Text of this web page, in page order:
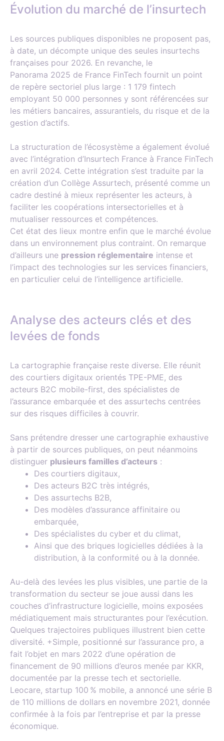
Évolution du marché de l’insurtech
Les sources publiques disponibles ne proposent pas,
à date, un décompte unique des seules insurtechs
françaises pour 2026. En revanche, le
Panorama 2025 de France FinTech fournit un point
de repère sectoriel plus large : 1 179 fintech
employant 50 000 personnes y sont référencées sur
les métiers bancaires, assurantiels, du risque et de la
gestion d’actifs.
La structuration de l’écosystème a également évolué
avec l’intégration d’Insurtech France à France FinTech
en avril 2024. Cette intégration s’est traduite par la
création d’un Collège Assurtech, présenté comme un
cadre destiné à mieux représenter les acteurs, à
faciliter les coopérations intersectorielles et à
mutualiser ressources et compétences.
Cet état des lieux montre enfin que le marché évolue
dans un environnement plus contraint. On remarque
d’ailleurs une pression réglementaire intense et
l’impact des technologies sur les services financiers,
en particulier celui de l’intelligence artificielle.
Analyse des acteurs clés et des
levées de fonds
La cartographie française reste diverse. Elle réunit
des courtiers digitaux orientés TPE-PME, des
acteurs B2C mobile-first, des spécialistes de
l’assurance embarquée et des assurtechs centrées
sur des risques difficiles à couvrir.
Sans prétendre dresser une cartographie exhaustive
à partir de sources publiques, on peut néanmoins
distinguer plusieurs familles d’acteurs :
Des courtiers digitaux,
Des acteurs B2C très intégrés,
Des assurtechs B2B,
Des modèles d’assurance affinitaire ou
embarquée,
Des spécialistes du cyber et du climat,
Ainsi que des briques logicielles dédiées à la
distribution, à la conformité ou à la donnée.
Au-delà des levées les plus visibles, une partie de la
transformation du secteur se joue aussi dans les
couches d’infrastructure logicielle, moins exposées
médiatiquement mais structurantes pour l’exécution.
Quelques trajectoires publiques illustrent bien cette
diversité. +Simple, positionné sur l’assurance pro, a
fait l’objet en mars 2022 d’une opération de
financement de 90 millions d’euros menée par KKR,
documentée par la presse tech et sectorielle.
Leocare, startup 100 % mobile, a annoncé une série B
de 110 millions de dollars en novembre 2021, donnée
confirmée à la fois par l’entreprise et par la presse
économique.